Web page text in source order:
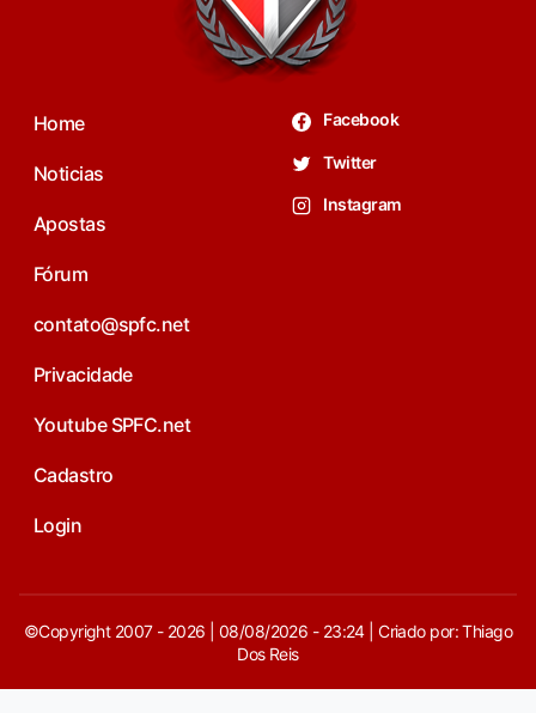
Home
Noticias
Apostas
Fórum
contato@spfc.net
Privacidade
Youtube SPFC.net
Cadastro
Login
Facebook
Twitter
Instagram
©Copyright 2007 - 2026 | 08/08/2026 - 23:24 | Criado por: Thiago
Dos Reis